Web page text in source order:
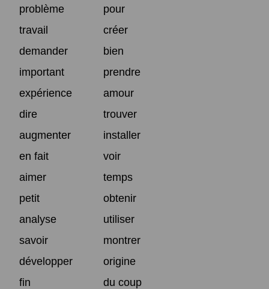
problème
pour
travail
créer
demander
bien
important
prendre
expérience
amour
dire
trouver
augmenter
installer
en fait
voir
aimer
temps
petit
obtenir
analyse
utiliser
savoir
montrer
développer
origine
fin
du coup